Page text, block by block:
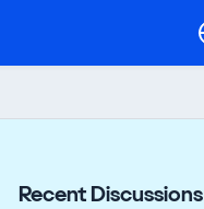
Recent Discussions